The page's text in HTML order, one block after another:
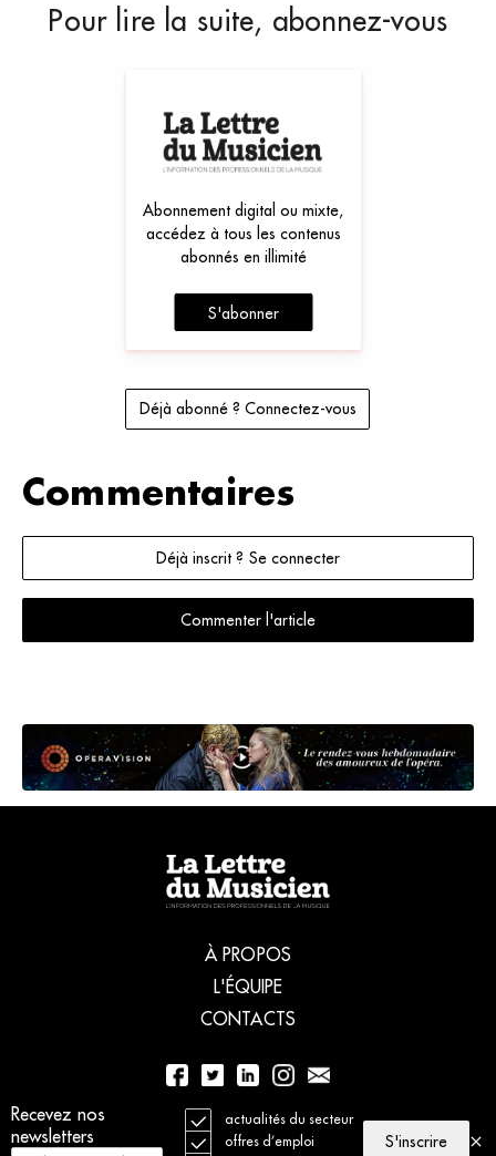
Recevez nos
newsletters
actualités du secteur
offres d’emploi
S'inscrire
Pour lire la suite, abonnez-vous
Abonnement digital ou mixte,
accédez à tous les contenus
abonnés en illimité
S'abonner
Déjà abonné ? Connectez-vous
Commentaires
Déjà inscrit ? Se connecter
Commenter l'article
À PROPOS
L'ÉQUIPE
CONTACTS
01 56 77 04 00